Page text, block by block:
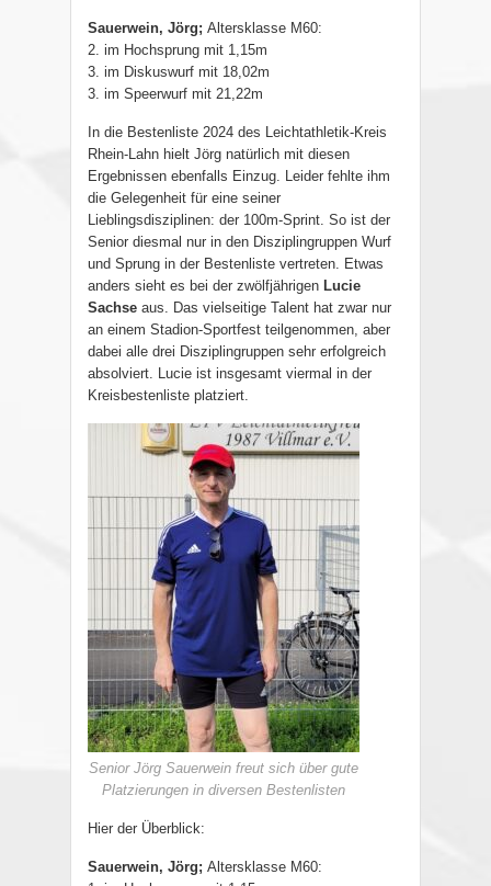
Sauerwein, Jörg; Altersklasse M60:
2. im Hochsprung mit 1,15m
3. im Diskuswurf mit 18,02m
3. im Speerwurf mit 21,22m
In die Bestenliste 2024 des Leichtathletik-Kreis
Rhein-Lahn hielt Jörg natürlich mit diesen
Ergebnissen ebenfalls Einzug. Leider fehlte ihm
die Gelegenheit für eine seiner
Lieblingsdisziplinen: der 100m-Sprint. So ist der
Senior diesmal nur in den Disziplingruppen Wurf
und Sprung in der Bestenliste vertreten. Etwas
anders sieht es bei der zwölfjährigen Lucie
Sachse aus. Das vielseitige Talent hat zwar nur
an einem Stadion-Sportfest teilgenommen, aber
dabei alle drei Disziplingruppen sehr erfolgreich
absolviert. Lucie ist insgesamt viermal in der
Kreisbestenliste platziert.
Senior Jörg Sauerwein freut sich über gute
Platzierungen in diversen Bestenlisten
Hier der Überblick:
Sauerwein, Jörg; Altersklasse M60: